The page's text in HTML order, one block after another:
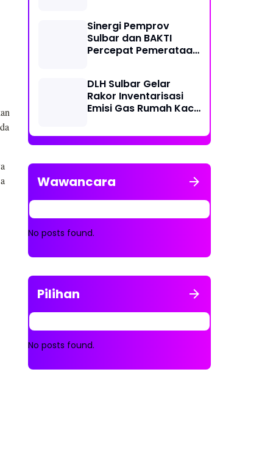
Sinergi Pemprov
Sulbar dan BAKTI
Percepat Pemerataan
DLH Sulbar Gelar
Rakor Inventarisasi
Emisi Gas Rumah Kaca
Wawancara
No posts found.
Pilihan
No posts found.